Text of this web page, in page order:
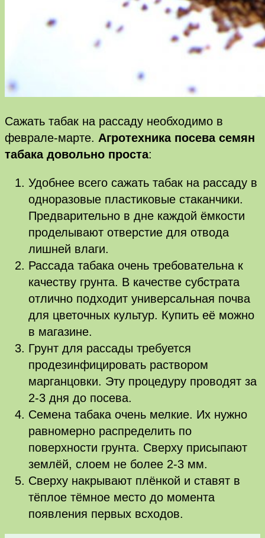
Сажать табак на рассаду необходимо в
феврале-марте. Агротехника посева семян
табака довольно проста:
Удобнее всего сажать табак на рассаду в
одноразовые пластиковые стаканчики.
Предварительно в дне каждой ёмкости
проделывают отверстие для отвода
лишней влаги.
Рассада табака очень требовательна к
качеству грунта. В качестве субстрата
отлично подходит универсальная почва
для цветочных культур. Купить её можно
в магазине.
Грунт для рассады требуется
продезинфицировать раствором
марганцовки. Эту процедуру проводят за
2-3 дня до посева.
Семена табака очень мелкие. Их нужно
равномерно распределить по
поверхности грунта. Сверху присыпают
землёй, слоем не более 2-3 мм.
Сверху накрывают плёнкой и ставят в
тёплое тёмное место до момента
появления первых всходов.